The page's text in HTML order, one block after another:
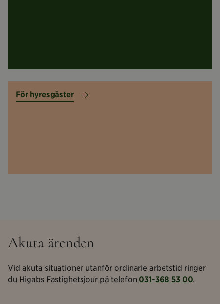
Läs
om
För
För hyresgäster
Akuta ärenden
Vid akuta situationer utanför ordinarie arbetstid ringer
du Higabs Fastighetsjour på telefon 031-368 53 00.